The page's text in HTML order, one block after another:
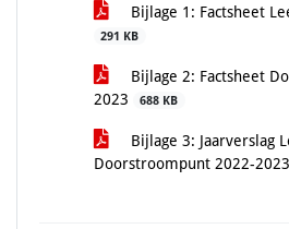
Bijlage 1: Factsheet
291 KB
Bijlage 2: Factsheet
2023
688 KB
Bijlage 3: Jaarverslag
Doorstroompunt 2022-2023